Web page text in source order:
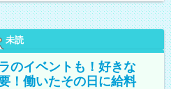
未読
のイベントも！好きな
！働いたその日に給料